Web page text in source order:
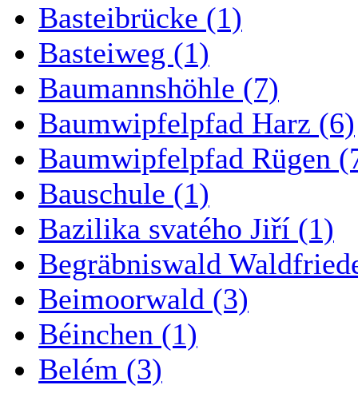
Basteibrücke (1)
Basteiweg (1)
Baumannshöhle (7)
Baumwipfelpfad Harz (6)
Baumwipfelpfad Rügen
Bauschule (1)
Bazilika svatého Jiří (1)
Begräbniswald
Beimoorwald (3)
Béinchen (1)
Belém (3)